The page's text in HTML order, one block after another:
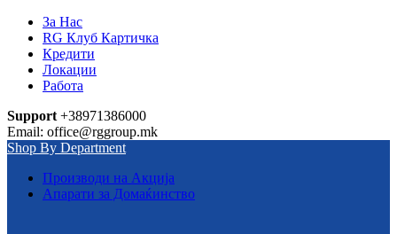
За Нас
RG Клуб Картичка
Кредити
Локации
Работа
Support +38971386000
Email: office@rggroup.mk
Shop By Department
Производи на Акција
Апарати за Домаќинство